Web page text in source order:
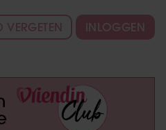
INLOGGEN